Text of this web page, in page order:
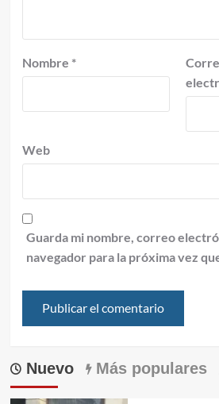
Nombre *
Web
Guarda mi nombre, correo
navegador para la próxima vez
Nuevo Más populares